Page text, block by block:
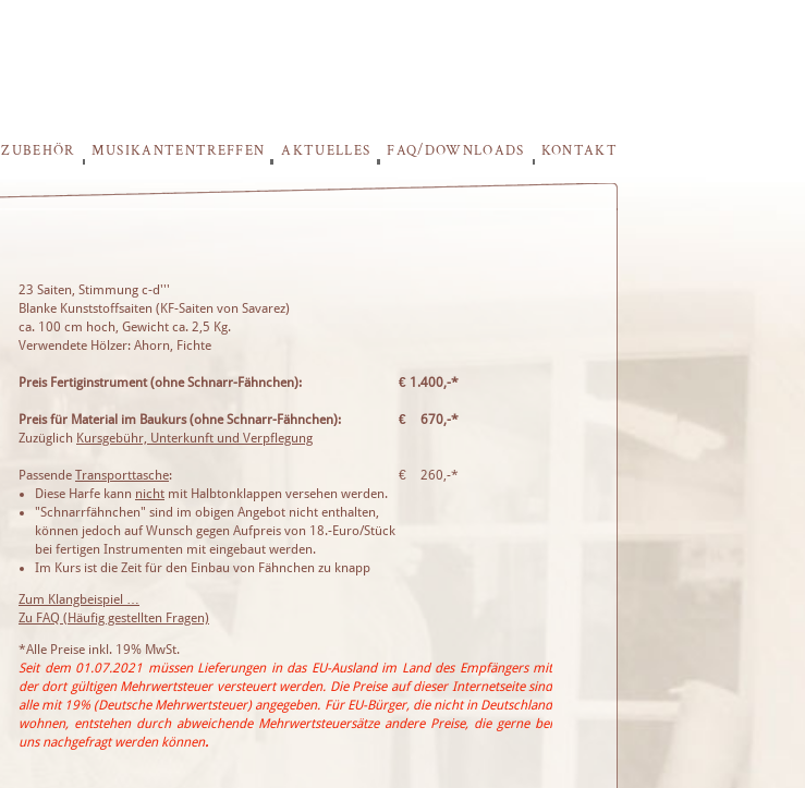
ZUBEHÖR MUSIKANTENTREFFEN AKTUELLES FAQ/DOWNLOADS KONTAKT
23 Saiten, Stimmung c-d'''
Blanke Kunststoffsaiten (KF-Saiten von Savarez)
ca. 100 cm hoch, Gewicht ca. 2,5 Kg.
Verwendete Hölzer: Ahorn, Fichte
Preis Fertiginstrument (ohne Schnarr-Fähnchen): € 1.400,-*
Preis für Material im Baukurs (ohne Schnarr-Fähnchen):
Zuzüglich Kursgebühr, Unterkunft und Verpflegung
€ 670,-*
Passende Transporttasche: €
260,-*
Diese Harfe kann nicht mit Halbtonklappen versehen werden.
"Schnarrfähnchen" sind im obigen Angebot nicht enthalten,
können jedoch auf Wunsch gegen Aufpreis von 18.-Euro/Stück
bei fertigen Instrumenten mit eingebaut werden.
Im Kurs ist die Zeit für den Einbau von Fähnchen zu knapp
Zum Klangbeispiel …
Zu FAQ (Häufig gestellten Fragen)
*Alle Preise inkl. 19% MwSt.
Seit dem 01.07.2021 müssen Lieferungen in das EU-Ausland im Land des Empfängers mit
der dort gültigen Mehrwertsteuer versteuert werden. Die Preise auf dieser Internetseite sind
alle mit 19% (Deutsche Mehrwertsteuer) angegeben. Für EU-Bürger, die nicht in Deutschland
wohnen, entstehen durch abweichende Mehrwertsteuersätze andere Preise, die gerne bei
uns nachgefragt werden können.